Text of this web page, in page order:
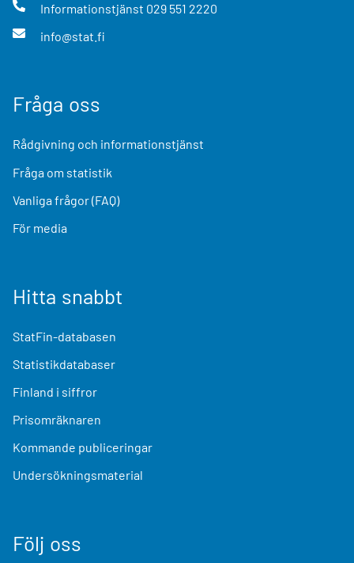
Informationstjänst 029 551 2220
info@stat.fi
Fråga oss
Rådgivning och informationstjänst
Fråga om statistik
Vanliga frågor (FAQ)
För media
Hitta snabbt
StatFin-databasen
Statistikdatabaser
Finland i siffror
Prisomräknaren
Kommande publiceringar
Undersökningsmaterial
Följ oss